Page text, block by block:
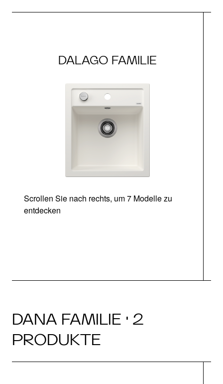
DALAGO FAMILIE
Scrollen Sie nach rechts, um 7 Modelle zu
entdecken
DANA FAMILIE · 2
PRODUKTE